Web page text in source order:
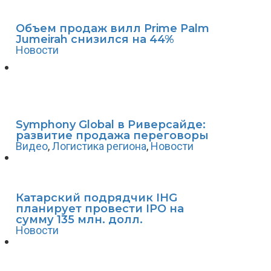
Объем продаж вилл Prime Palm
Jumeirah снизился на 44%
Новости
Symphony Global в Риверсайде:
развитие продажа переговоры
Видео,Логистика региона,Новости
Катарский подрядчик IHG
планирует провести IPO на
сумму 135 млн. долл.
Новости